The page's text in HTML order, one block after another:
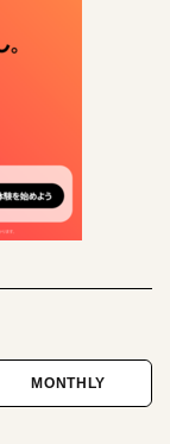
MONTHLY